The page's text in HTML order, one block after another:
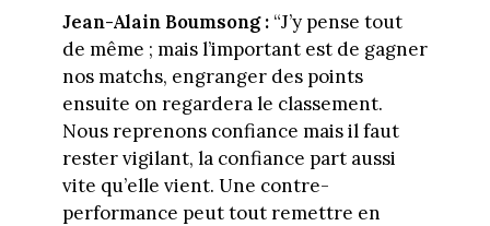
Jean-Alain Boumsong :“J’y pense tout
de même ; mais l’important est de gagner
nos matchs, engranger des points
ensuite on regardera le classement.
Nous reprenons confiance mais il faut
rester vigilant, la confiance part aussi
vite qu’elle vient. Une contre-
performance peut tout remettre en